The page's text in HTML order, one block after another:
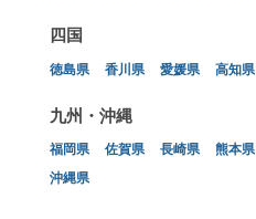
四国
徳島県 香川県 愛媛県 高知県
九州・沖縄
福岡県 佐賀県 長崎県 熊本県
沖縄県